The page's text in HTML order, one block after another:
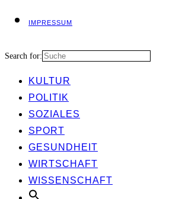
IMPRES­SUM
Search for:
KUL­TUR
POLI­TIK
SOZIA­LES
SPORT
GESUND­HEIT
WIRT­SCHAFT
WIS­SEN­SCHAFT